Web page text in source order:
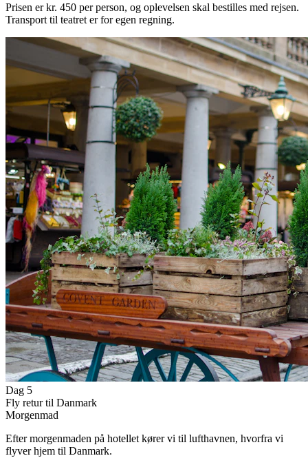
Prisen er kr. 450 per person, og oplevelsen skal bestilles med rejsen.
Transport til teatret er for egen regning.
Dag 5
Fly retur til Danmark
Morgenmad
Efter morgenmaden på hotellet kører vi til lufthavnen, hvorfra vi
flyver hjem til Danmark.